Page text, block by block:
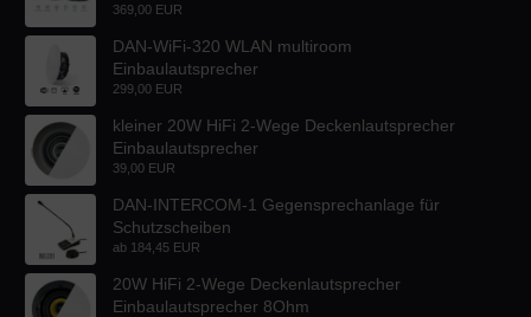
369,00 EUR
DAN-WiFi-320 WLAN multiroom
Einbaulautsprecher
299,00 EUR
kleiner 20W HiFi 2-Wege Deckenlautsprecher
Einbaulautsprecher
39,00 EUR
DAN-INTERCOM-1 Gegensprechanlage für
Schutzscheiben
ab 184,45 EUR
20W HiFi 2-Wege Deckenlautsprecher
Einbaulautsprecher 8Ohm